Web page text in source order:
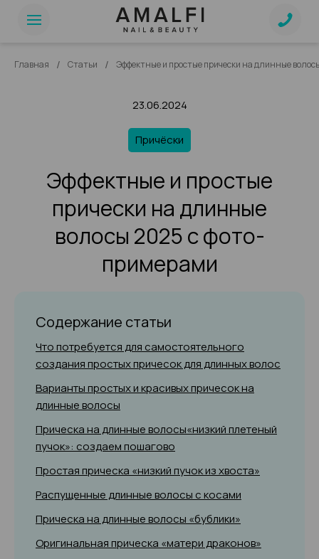
Главная / Статьи / Эффектные и простые прически на длинные
23.06.2024
Причёски
Эффектные и простые
прически на длинные
волосы 2025 с фото-
примерами
Содержание статьи
Что потребуется для самостоятельного
создания простых причесок для длинных волос
Варианты простых и красивых причесок на
длинные волосы
Прическа на длинные волосы«низкий плетеный
пучок»: создаем пошагово
Простая прическа «низкий пучок из хвоста»
Распущенные длинные волосы с косами
Прическа на длинные волосы «бублики»
Оригинальная прическа «матери драконов»